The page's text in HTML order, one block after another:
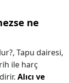
ne
Tapu dairesi,
ile harç
Alıcı ve